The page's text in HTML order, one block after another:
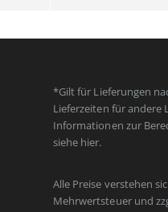
*Gilt für Lieferungen
Lieferzeiten für andere
Informationen zur
siehe hier.
Alle Preise verstehen
Mehrwertsteuer und